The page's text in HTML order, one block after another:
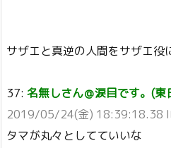
サザエと真逆の人間をサザエ役
37: 名無しさん＠涙目です。(
2019/05/24(金) 18:39:18.38
タマが丸々としてていいな